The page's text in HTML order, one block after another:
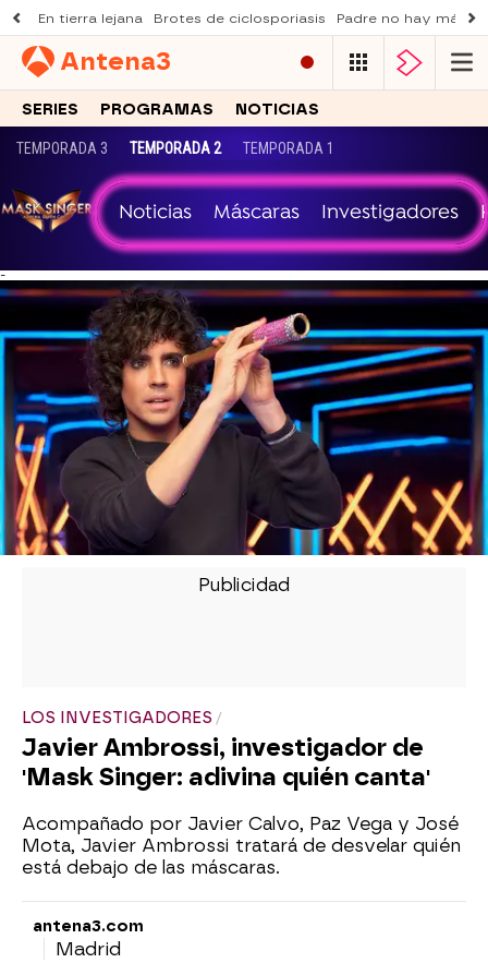
En tierra lejana Brotes de ciclosporiasis Padre no hay más
Antena3
SERIES PROGRAMAS NOTICIAS
TEMPORADA 3 TEMPORADA 2 TEMPORADA 1
Noticias Máscaras Investigadores
-
LOS INVESTIGADORES
Javier Ambrossi, investigador de
'Mask Singer: adivina quién canta'
Acompañado por Javier Calvo, Paz Vega y José
Mota, Javier Ambrossi tratará de desvelar quién
está debajo de las máscaras.
antena3.com
Madrid